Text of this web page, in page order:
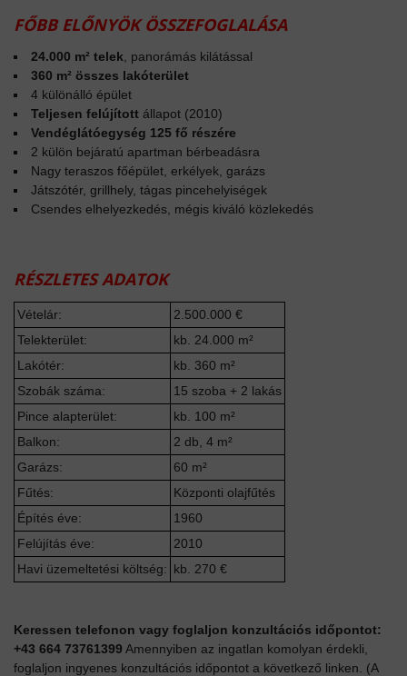
FŐBB ELŐNYÖK ÖSSZEFOGLALÁSA
24.000 m² telek , panorámás kilátással
360 m² összes lakóterület
4 különálló épület
Teljesen felújított állapot (2010)
Vendéglátóegység 125 fő részére
2 külön bejáratú apartman bérbeadásra
Nagy teraszos főépület, erkélyek, garázs
Játszótér, grillhely, tágas pincehelyiségek
Csendes elhelyezkedés, mégis kiváló közlekedés
RÉSZLETES ADATOK
Vételár:
2.500.000 €
Telekterület:
kb. 24.000 m²
Lakótér:
kb. 360 m²
Szobák száma:
15 szoba + 2 lakás
Pince alapterület:
kb. 100 m²
Balkon:
2 db, 4 m²
Garázs:
60 m²
Fűtés:
Központi olajfűtés
Építés éve:
1960
Felújítás éve:
2010
Havi üzemeltetési költség: kb. 270 €
Keressen telefonon vagy foglaljon konzultációs időpontot:
+43 664 73761399 Amennyiben az ingatlan komolyan érdekli,
foglaljon ingyenes konzultációs időpontot a következő linken. (A